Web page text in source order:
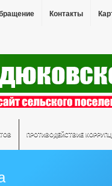
Контакты
ПРОТИВОДЕЙСТВИЕ